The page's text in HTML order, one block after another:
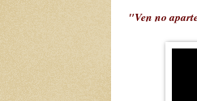
"Ven no